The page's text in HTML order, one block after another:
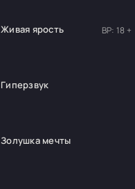
Живая ярость ВР: 18 +
Гиперзвук
Золушка мечты